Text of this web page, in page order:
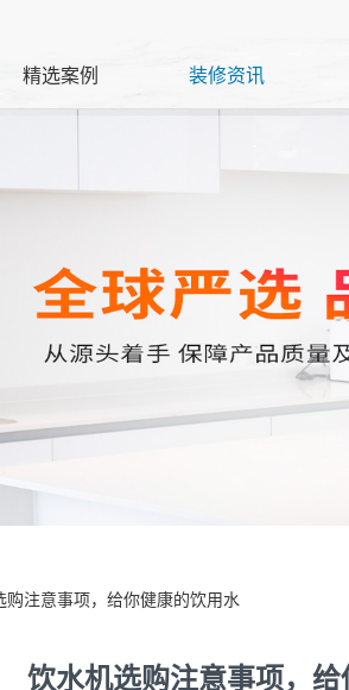
精选案例 装修资讯
购注意事项，给你健康的饮用水
饮水机选购注意事项，